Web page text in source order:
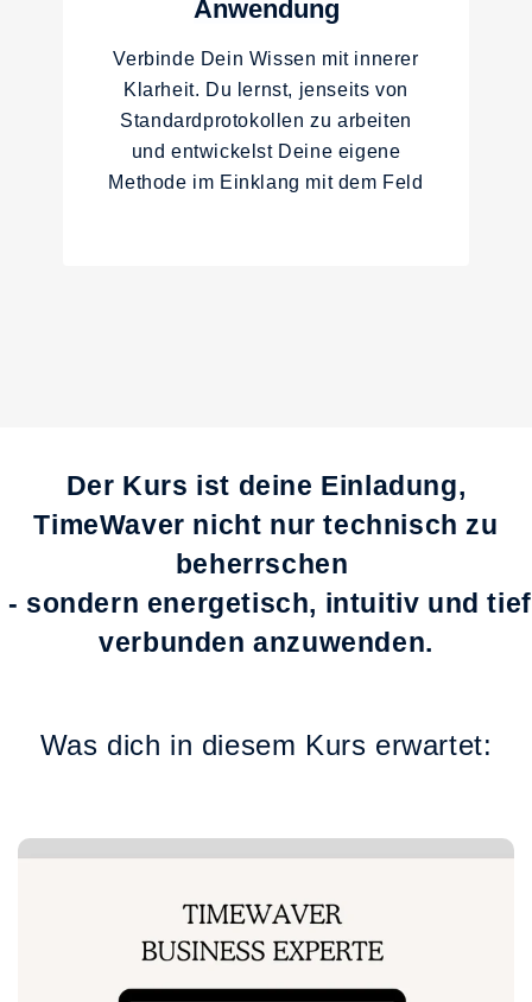
Anwendung
Verbinde Dein Wissen mit innerer
Klarheit. Du lernst, jenseits von
Standardprotokollen zu arbeiten
und entwickelst Deine eigene
Methode im Einklang mit dem Feld
Der Kurs ist deine Einladung,
TimeWaver nicht nur technisch zu
beherrschen
- sondern energetisch, intuitiv und tief
verbunden anzuwenden.
Was dich in diesem Kurs erwartet: